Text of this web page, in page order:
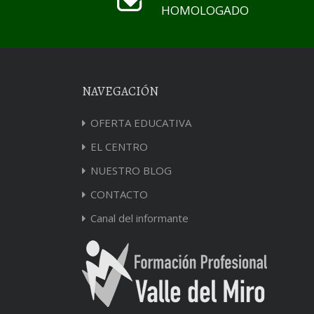
HOMOLOGADO
NAVEGACIÓN
OFERTA EDUCATIVA
EL CENTRO
NUESTRO BLOG
CONTACTO
Canal del informante